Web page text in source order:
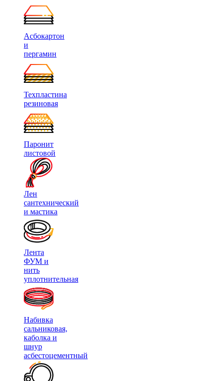
Асбокартон
и
пергамин
Техпластина
резиновая
Паронит
листовой
Лен
сантехнический
и мастика
Лента
ФУМ и
нить
уплотнительная
Набивка
сальниковая,
каболка и
шнур
асбестоцементный